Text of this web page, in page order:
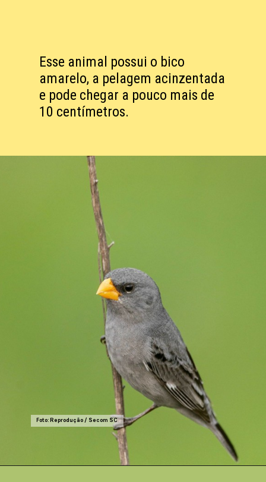
Esse animal possui o bico
amarelo, a pelagem acinzentada
e pode chegar a pouco mais de
10 centímetros.
Foto: Reprodução / Secom SC